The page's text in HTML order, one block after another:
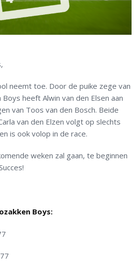
neemt toe. Door de puike zege van
heeft Alwin van den Elsen aan
van Toos van den Bosch. Beide
van den Elzen volgt op slechts
is ook volop in de race.
weken zal gaan, te beginnen
Boys: